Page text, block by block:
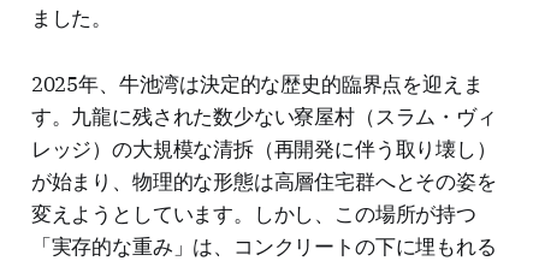
ました。
2025年、牛池湾は決定的な歴史的臨界点を迎えま
す。九龍に残された数少ない寮屋村（スラム・ヴィ
レッジ）の大規模な清拆（再開発に伴う取り壊し）
が始まり、物理的な形態は高層住宅群へとその姿を
変えようとしています。しかし、この場所が持つ
「実存的な重み」は、コンクリートの下に埋もれる